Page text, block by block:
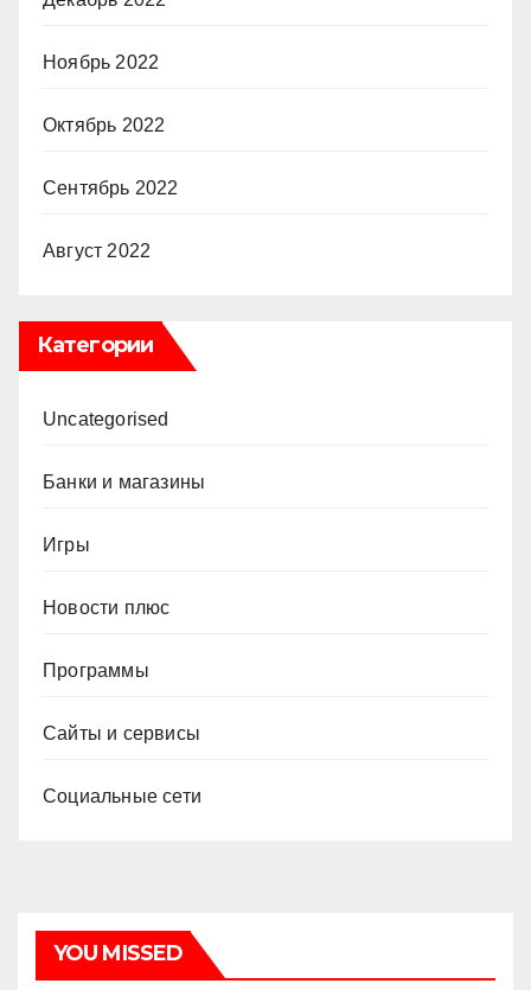
Ноябрь 2022
Октябрь 2022
Сентябрь 2022
Август 2022
Категории
Uncategorised
Банки и магазины
Игры
Новости плюс
Программы
Сайты и сервисы
Социальные сети
YOU MISSED